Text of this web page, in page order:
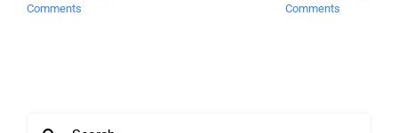
Comments
Comments